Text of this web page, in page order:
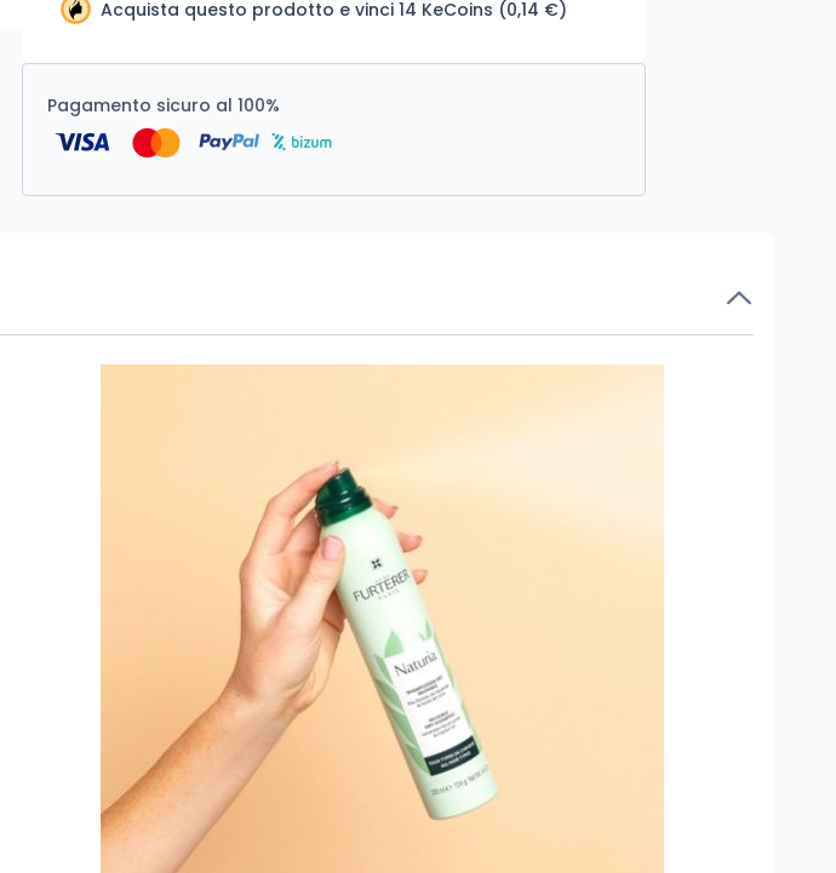
Acquista questo prodotto e vinci 14 KeCoins (0,14 €)
Pagamento sicuro al 100%